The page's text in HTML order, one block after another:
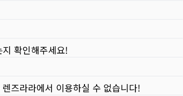
확인해주세요!
즈라라에서 이용하실 수 없습니다!